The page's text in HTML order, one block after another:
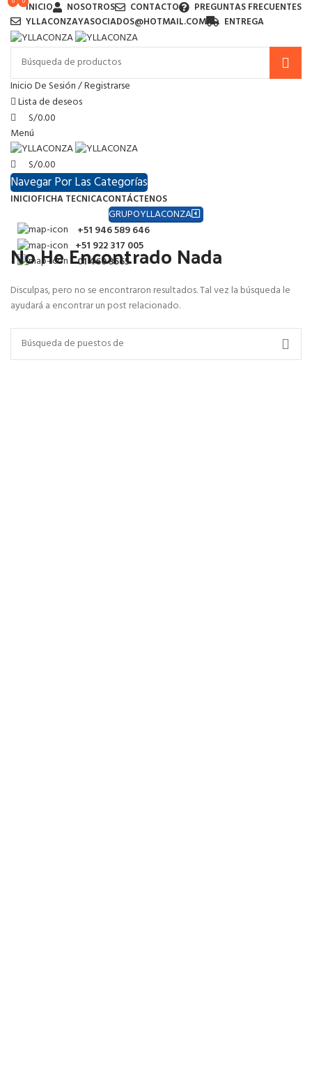
INICIO NOSOTROS CONTACTO
PREGUNTAS FRECUENTES
YLLACONZAYASOCIADOS@HOTMAIL.COM
ENTREGA
Inicio De Sesión / Registrarse
Lista de deseos
S/0.00
Menú
S/0.00
Navegar Por Las Categorías
INICIOFICHA TECNICACONTÁCTENOS
GRUPOYLLACONZA
+51 946 589 646
+51 922 317 005
01 460 3565
No He Encontrado Nada
Disculpas, pero no se encontraron resultados. Tal vez la búsqueda le
ayudará a encontrar un post relacionado.